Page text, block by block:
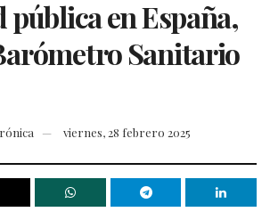
pública en España,
Sanitario
viernes, 28 febrero 2025